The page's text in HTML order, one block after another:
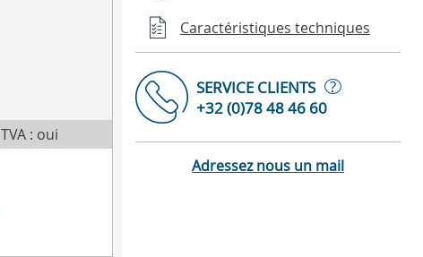
TVA : oui
Caractéristiques techniques
SERVICE CLIENTS
?
+32 (0)78 48 46 60
Adressez nous un mail